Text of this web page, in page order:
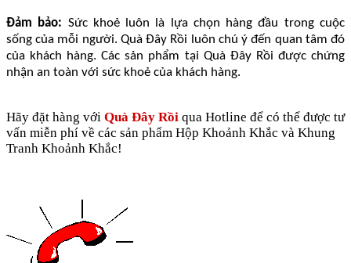
Đảm bảo: Sức khoẻ luôn là lựa chọn hàng đầu trong cuộc
sống của mỗi người. Quà Đây Rồi luôn chú ý đến quan tâm đó
của khách hàng. Các sản phẩm tại Quà Đây Rồi được chứng
nhận an toàn với sức khoẻ của khách hàng.
Hãy đặt hàng với Quà Đây Rồi qua Hotline để có thể được tư
vấn miễn phí về các sản phẩm Hộp Khoảnh Khắc và Khung
Tranh Khoảnh Khắc!